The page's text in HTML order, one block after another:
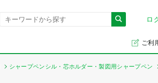
ロ
ご利
シャープペンシル・芯ホルダー・製図用シャープペン